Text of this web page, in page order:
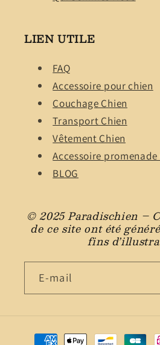
LIEN UTILE
FAQ
Accessoire pour chien
Couchage Chien
Transport Chien
Vêtement Chien
Accessoire promenade
BLOG
© 2025 Paradischien –
de ce site ont été
fins
E-mail
Moyens